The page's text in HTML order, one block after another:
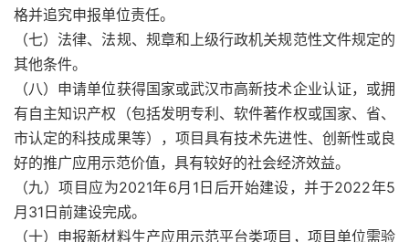
格并追究申报单位责任。
（七）法律、法规、规章和上级行政机关规范性文件规定的
其他条件。
（八）申请单位获得国家或武汉市高新技术企业认证，或拥
有自主知识产权（包括发明专利、软件著作权或国家、省、
市认定的科技成果等），项目具有技术先进性、创新性或良
好的推广应用示范价值，具有较好的社会经济效益。
（九）项目应为2021年6月1日后开始建设，并于2022年5
月31日前建设完成。
（十）申报新材料生产应用示范平台类项目，项目单位需验